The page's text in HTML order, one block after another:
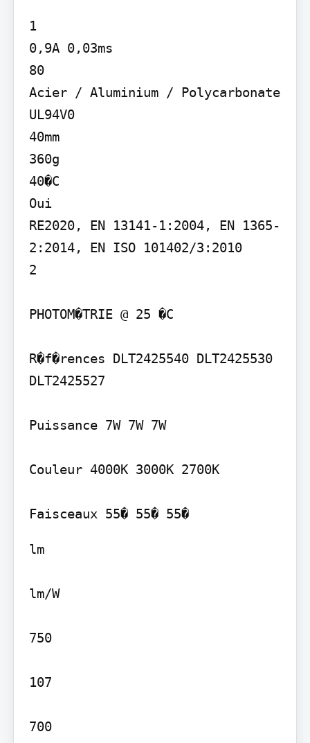
1
0,9A 0,03ms
80
Acier / Aluminium / Polycarbonate
UL94V0
40mm
360g
40�C
Oui
RE2020, EN 13141-1:2004, EN 1365-
2:2014, EN ISO 101402/3:2010
2
PHOTOM�TRIE @ 25 �C
R�f�rences DLT2425540 DLT2425530
DLT2425527
Puissance 7W 7W 7W
Couleur 4000K 3000K 2700K
Faisceaux 55� 55� 55�
lm
lm/W
750
107
700